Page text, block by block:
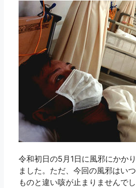
令和初日の5月1日に風邪にかかり
ました。ただ、今回の風邪はいつ
ものと違い咳が止まりませんでし